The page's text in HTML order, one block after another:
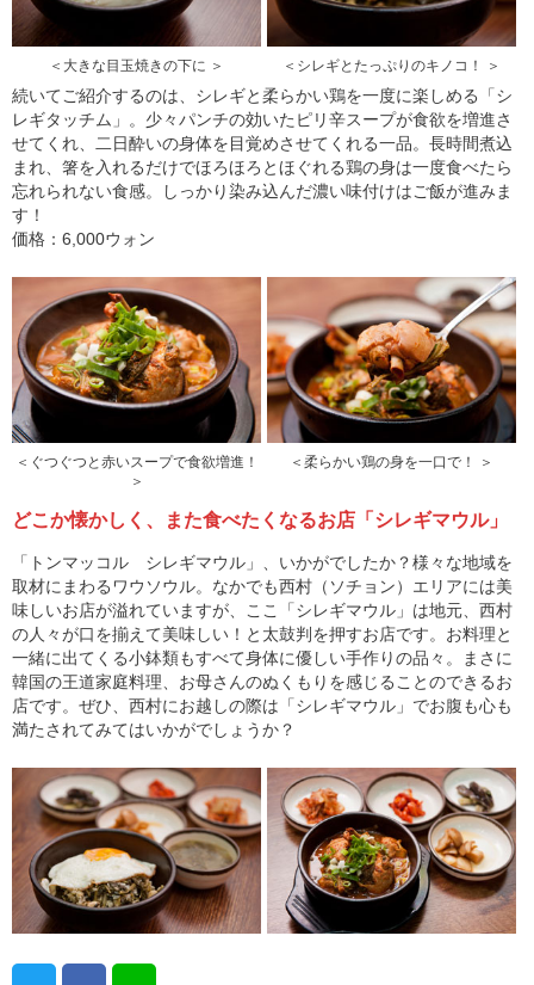
＜大きな目玉焼きの下に ＞ ＜シレギとたっぷりのキノコ！ ＞
続いてご紹介するのは、シレギと柔らかい鶏を一度に楽しめる「シ
レギタッチム」。少々パンチの効いたピリ辛スープが食欲を増進さ
せてくれ、二日酔いの身体を目覚めさせてくれる一品。長時間煮込
まれ、箸を入れるだけでほろほろとほぐれる鶏の身は一度食べたら
忘れられない食感。しっかり染み込んだ濃い味付けはご飯が進みま
す！
価格：6,000ウォン
＜ぐつぐつと赤いスープで食欲増進！
＞
＜柔らかい鶏の身を一口で！ ＞
どこか懐かしく、また食べたくなるお店「シレギマウル」
「トンマッコル シレギマウル」、いかがでしたか？様々な地域を
取材にまわるワウソウル。なかでも西村（ソチョン）エリアには美
味しいお店が溢れていますが、ここ「シレギマウル」は地元、西村
の人々が口を揃えて美味しい！と太鼓判を押すお店です。お料理と
一緒に出てくる小鉢類もすべて身体に優しい手作りの品々。まさに
韓国の王道家庭料理、お母さんのぬくもりを感じることのできるお
店です。ぜひ、西村にお越しの際は「シレギマウル」でお腹も心も
満たされてみてはいかがでしょうか？